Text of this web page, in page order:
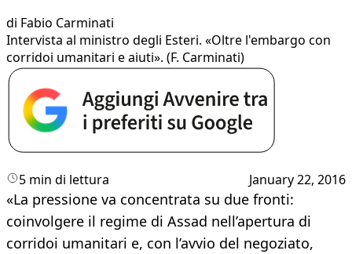
di Fabio Carminati
Intervista al ministro degli Esteri. «Oltre l'embargo con
corridoi umanitari e aiuti». (F. Carminati)
5 min di lettura January 22, 2016
«La pressione va concentrata su due fronti:
coinvolgere il regime di Assad nell’apertura di
corridoi umanitari e, con l’avvio del negoziato,